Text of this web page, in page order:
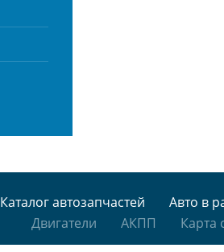
Каталог автозапчастей
Авто в
Двигатели
АКПП Карта